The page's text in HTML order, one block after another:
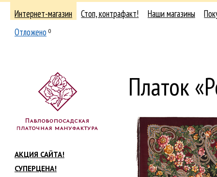
Интернет-магазин Стоп, контрафакт! Наши магазины
Отложено 0
АКЦИЯ САЙТА!
СУПЕРЦЕНА!
Платок